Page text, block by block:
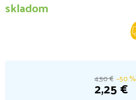
skladom
4,50 € –50 %
2,25 €